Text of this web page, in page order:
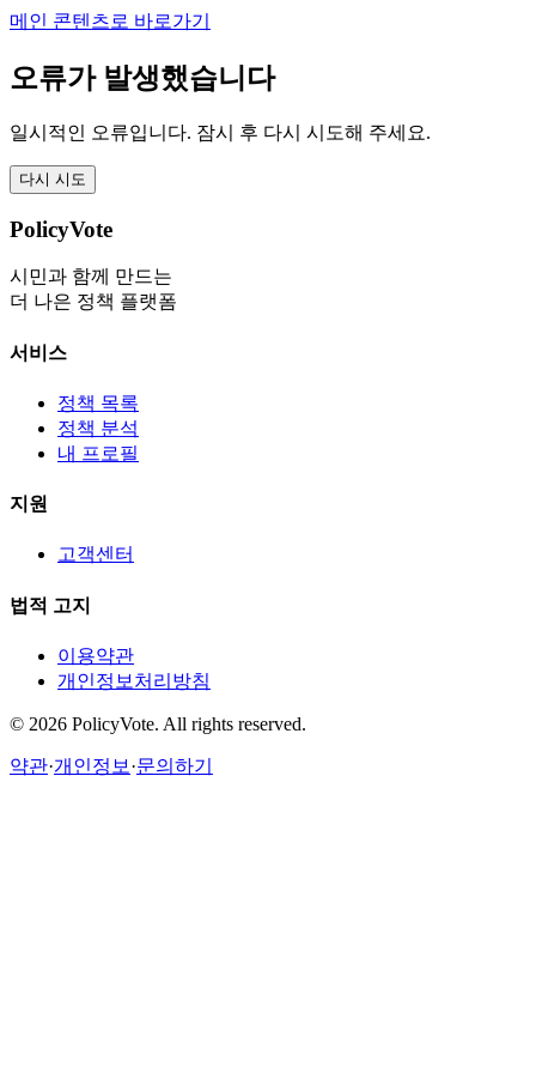
메인 콘텐츠로 바로가기
오류가 발생했습니다
일시적인 오류입니다. 잠시 후 다시 시도해 주세요.
다시 시도
PolicyVote
시민과 함께 만드는
더 나은 정책 플랫폼
서비스
정책 목록
정책 분석
내 프로필
지원
고객센터
법적 고지
이용약관
개인정보처리방침
© 2026 PolicyVote. All rights reserved.
약관·개인정보 ·문의하기